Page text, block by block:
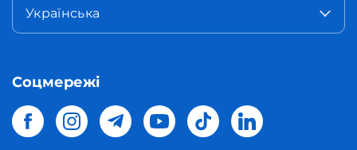
Українська
Соцмережі